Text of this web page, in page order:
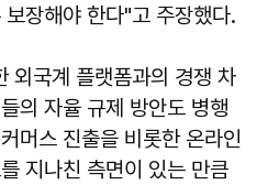
장해야 한다"고 주장했다.
외국계 플랫폼과의 경쟁 차
의 자율 규제 방안도 병행
머스 진출을 비롯한 온라인
지나친 측면이 있는 만큼